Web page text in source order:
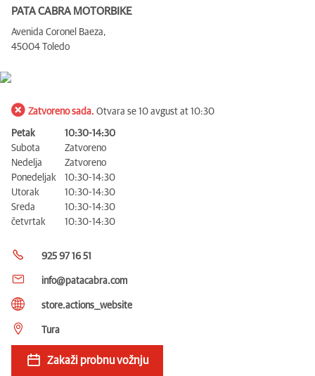
PATA CABRA MOTORBIKE
Avenida Coronel Baeza,
45004 Toledo
Zatvoreno sada. Otvara se 10 avgust at 10:30
Petak
10:30-14:30
Subota
Zatvoreno
Nedelja
Zatvoreno
Ponedeljak
10:30-14:30
Utorak
10:30-14:30
Sreda
10:30-14:30
četvrtak
10:30-14:30
925 97 16 51
info@patacabra.com
store.actions__website
Tura
Zakaži probnu vožnju